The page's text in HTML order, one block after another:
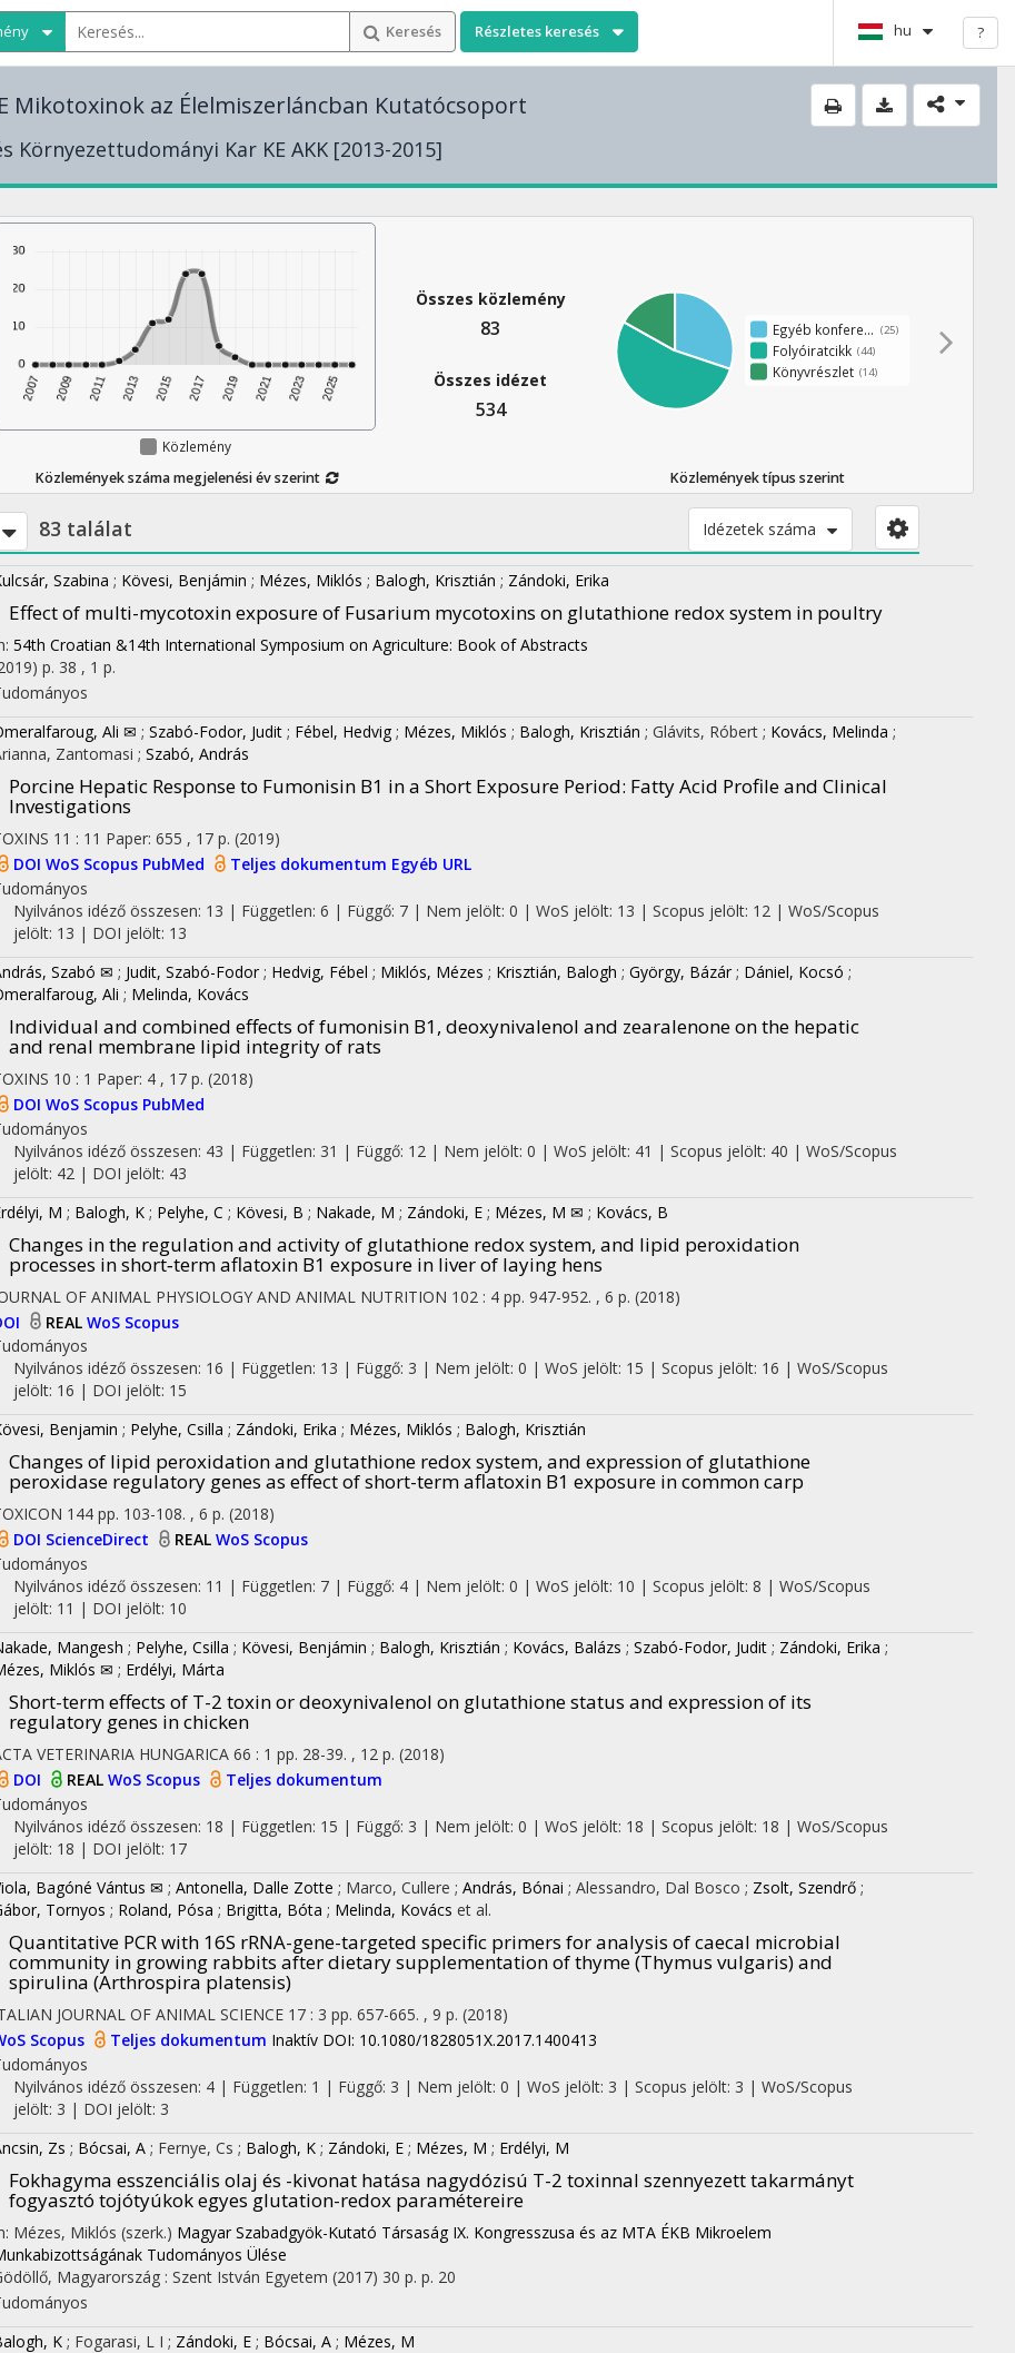
Keresés Részletes keresés hu ?
Mikotoxinok az Élelmiszerláncban Kutatócsoport
Környezettudományi Kar KE AKK [2013-2015]
Közlemény
Közlemények száma megjelenési év szerint
Összes közlemény
83
Összes idézet
534
(25)
Folyóiratcikk (44)
Könyvrészlet (14)
Közlemények típus szerint
83 találat Idézetek száma
Szabina ; Kövesi, Benjámin ; Mézes, Miklós ; Balogh, Krisztián ; Zándoki, Erika
Effect of multi-mycotoxin exposure of Fusarium mycotoxins on glutathione redox system in poultry
54th Croatian &14th International Symposium on Agriculture: Book of Abstracts
p. 38 , 1 p.
Ali ✉ ; Szabó-Fodor, Judit ; Fébel, Hedvig ; Mézes, Miklós ; Balogh, Krisztián ; Glávits, Róbert ; Kovács, Melinda ;
Zantomasi ; Szabó, András
Porcine Hepatic Response to Fumonisin B1 in a Short Exposure Period: Fatty Acid Profile and Clinical
Investigations
11 : 11 Paper: 655 , 17 p. (2019)
DOI WoS Scopus PubMed Teljes dokumentum Egyéb URL
Nyilvános idéző összesen: 13 | Független: 6 | Függő: 7 | Nem jelölt: 0 | WoS jelölt: 13 | Scopus jelölt: 12 | WoS/Scopus
jelölt: 13 | DOI jelölt: 13
Szabó ✉ ; Judit, Szabó-Fodor ; Hedvig, Fébel ; Miklós, Mézes ; Krisztián, Balogh ; György, Bázár ; Dániel, Kocsó ;
Ali ; Melinda, Kovács
Individual and combined effects of fumonisin B1, deoxynivalenol and zearalenone on the hepatic
and renal membrane lipid integrity of rats
10 : 1 Paper: 4 , 17 p. (2018)
DOI WoS Scopus PubMed
Nyilvános idéző összesen: 43 | Független: 31 | Függő: 12 | Nem jelölt: 0 | WoS jelölt: 41 | Scopus jelölt: 40 | WoS/Scopus
jelölt: 42 | DOI jelölt: 43
M ; Balogh, K ; Pelyhe, C ; Kövesi, B ; Nakade, M ; Zándoki, E ; Mézes, M ✉ ; Kovács, B
Changes in the regulation and activity of glutathione redox system, and lipid peroxidation
processes in short‐term aflatoxin B1 exposure in liver of laying hens
OF ANIMAL PHYSIOLOGY AND ANIMAL NUTRITION 102 : 4 pp. 947-952. , 6 p. (2018)
REAL WoS Scopus
Nyilvános idéző összesen: 16 | Független: 13 | Függő: 3 | Nem jelölt: 0 | WoS jelölt: 15 | Scopus jelölt: 16 | WoS/Scopus
jelölt: 16 | DOI jelölt: 15
Benjamin ; Pelyhe, Csilla ; Zándoki, Erika ; Mézes, Miklós ; Balogh, Krisztián
Changes of lipid peroxidation and glutathione redox system, and expression of glutathione
peroxidase regulatory genes as effect of short-term aflatoxin B1 exposure in common carp
144 pp. 103-108. , 6 p. (2018)
DOI ScienceDirect REAL WoS Scopus
Nyilvános idéző összesen: 11 | Független: 7 | Függő: 4 | Nem jelölt: 0 | WoS jelölt: 10 | Scopus jelölt: 8 | WoS/Scopus
jelölt: 11 | DOI jelölt: 10
Mangesh ; Pelyhe, Csilla ; Kövesi, Benjámin ; Balogh, Krisztián ; Kovács, Balázs ; Szabó-Fodor, Judit ; Zándoki, Erika ;
Miklós ✉ ; Erdélyi, Márta
Short-term effects of T-2 toxin or deoxynivalenol on glutathione status and expression of its
regulatory genes in chicken
VETERINARIA HUNGARICA 66 : 1 pp. 28-39. , 12 p. (2018)
DOI
REAL WoS Scopus
Teljes dokumentum
Nyilvános idéző összesen: 18 | Független: 15 | Függő: 3 | Nem jelölt: 0 | WoS jelölt: 18 | Scopus jelölt: 18 | WoS/Scopus
jelölt: 18 | DOI jelölt: 17
Bagóné Vántus ✉ ; Antonella, Dalle Zotte ; Marco, Cullere ; András, Bónai ; Alessandro, Dal Bosco ; Zsolt, Szendrő ;
Tornyos ; Roland, Pósa ; Brigitta, Bóta ; Melinda, Kovács et al.
Quantitative PCR with 16S rRNA-gene-targeted specific primers for analysis of caecal microbial
community in growing rabbits after dietary supplementation of thyme (Thymus vulgaris) and
spirulina (Arthrospira platensis)
JOURNAL OF ANIMAL SCIENCE 17 : 3 pp. 657-665. , 9 p. (2018)
Scopus Teljes dokumentum Inaktív DOI: 10.1080/1828051X.2017.1400413
Nyilvános idéző összesen: 4| Független: 1 | Függő: 3 | Nem jelölt: 0 | WoS jelölt: 3 | Scopus jelölt: 3 | WoS/Scopus
jelölt: 3 | DOI jelölt: 3
Zs ; Bócsai, A ; Fernye, Cs ; Balogh, K ; Zándoki, E ; Mézes, M ; Erdélyi, M
Fokhagyma esszenciális olaj és -kivonat hatása nagydózisú T-2 toxinnal szennyezett takarmányt
fogyasztó tojótyúkok egyes glutation-redox paramétereire
Mézes, Miklós (szerk.) Magyar Szabadgyök-Kutató Társaság IX. Kongresszusa és az MTA ÉKB Mikroelem
Tudományos Ülése
Magyarország : Szent István Egyetem (2017) 30 p. p. 20
K ; Fogarasi, L I ; Zándoki, E ; Bócsai, A ; Mézes, M